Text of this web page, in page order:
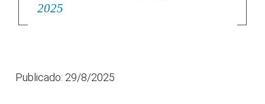
2025
Publicado: 29/8/2025